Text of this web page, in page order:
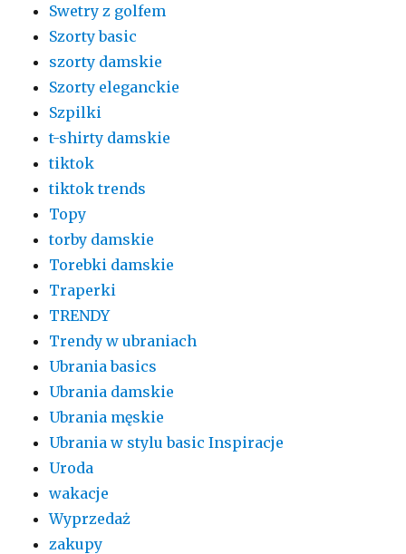
Swetry z golfem
Szorty basic
szorty damskie
Szorty eleganckie
Szpilki
t-shirty damskie
tiktok
tiktok trends
Topy
torby damskie
Torebki damskie
Traperki
TRENDY
Trendy w ubraniach
Ubrania basics
Ubrania damskie
Ubrania męskie
Ubrania w stylu basic Inspiracje
Uroda
wakacje
Wyprzedaż
zakupy